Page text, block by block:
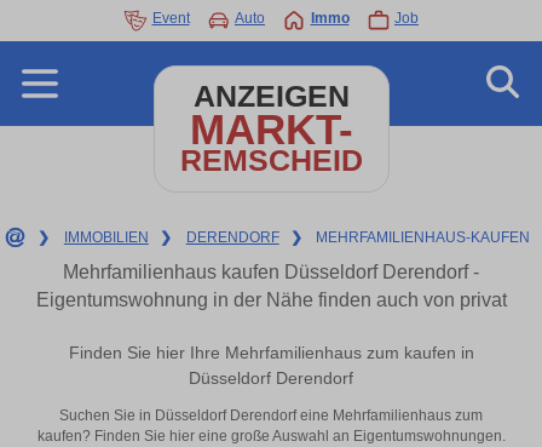
Event Auto Immo Job
ANZEIGEN
MARKT-
REMSCHEID
❯ IMMOBILIEN ❯ DERENDORF ❯ MEHRFAMILIENHAUS-KAUFEN
Mehrfamilienhaus kaufen Düsseldorf Derendorf -
Eigentumswohnung in der Nähe finden auch von privat
Finden Sie hier Ihre Mehrfamilienhaus zum kaufen in
Düsseldorf Derendorf
Suchen Sie in Düsseldorf Derendorf eine Mehrfamilienhaus zum
kaufen? Finden Sie hier eine große Auswahl an Eigentumswohnungen.